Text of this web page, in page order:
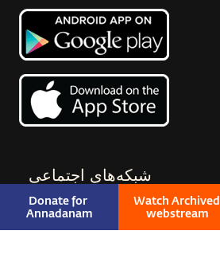
Donate for
Annadanam
Watch Archived
webstream
شبکه‌های اجتماعی